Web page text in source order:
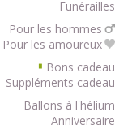
Funérailles
Pour les hommes
Pour les amoureux
▘ Bons cadeau
Suppléments cadeau
Ballons à l'hélium
Anniversaire